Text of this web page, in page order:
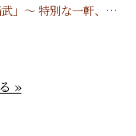
東京「鮨武」〜 特別な一軒、特別な一品が私の人生を豊かに育む 〜
»